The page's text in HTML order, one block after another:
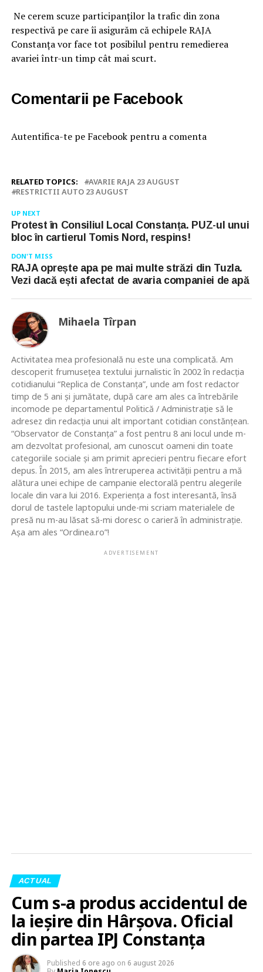
Ne cerem scuze participanților la trafic din zona
respectivă pe care îi asigurăm că echipele RAJA
Constanța vor face tot posibilul pentru remedierea
avariei într-un timp cât mai scurt.
Comentarii pe Facebook
Autentifica-te pe Facebook pentru a comenta
RELATED TOPICS:
AVARIE RAJA 23 AUGUST
RESTRICTII AUTO 23 AUGUST
UP NEXT
Protest în Consiliul Local Constanța. PUZ-ul unui
bloc în cartierul Tomis Nord, respins!
DON'T MISS
RAJA oprește apa pe mai multe străzi din Tuzla.
Vezi dacă ești afectat de avaria companiei de apă
Mihaela Tîrpan
Activitatea mea profesională nu este una complicată. Am
descoperit frumusețea textului jurnalistic în 2002 în redacția
cotidianului “Replica de Constanța”, unde am fost redactor
timp de 5 ani și jumătate, după care am ales ca întrebările
incomode pe departamentul Politică / Administrație să le
adresez din redacția unui alt important cotidian constănțean.
“Observator de Constanța” a fost pentru 8 ani locul unde m-
am dezvoltat profesional, am cunoscut oameni din toate
categoriile sociale și am primit aprecieri pentru fiecare efort
depus. În 2015, am ales întreruperea activității pentru a mă
alătura unei echipe de campanie electorală pentru alegerile
locale din vara lui 2016. Experiența a fost interesantă, însă
dorul de tastele laptopului unde-mi scriam materialele de
presă nu m-au lăsat să-mi doresc o carieră în administrație.
Așa am ales “Ordinea.ro”!
ADVERTISEMENT
ACTUAL
Cum s-a produs accidentul de
la ieșire din Hârșova. Oficial
din partea IPJ Constanța
Published 6 ore ago on 6 august 2026